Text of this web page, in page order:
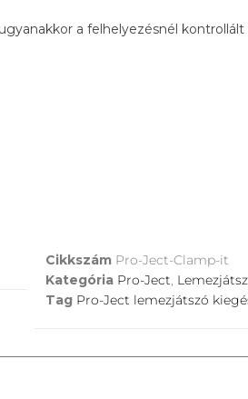
a felhelyezésnél
Cikkszám Pro-Ject-Clamp-it
Kategória Pro-Ject,
Tag Pro-Ject lemezjátszó